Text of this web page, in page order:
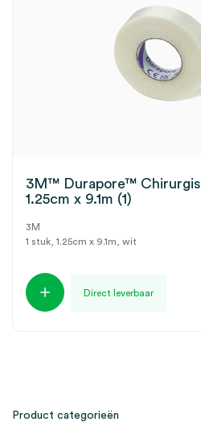
3M™ Durapore™
1.25cm x 9.1m (1)
3M
1 stuk, 1.25cm x 9.1m, wit
Direct leverbaar
Product categorieën